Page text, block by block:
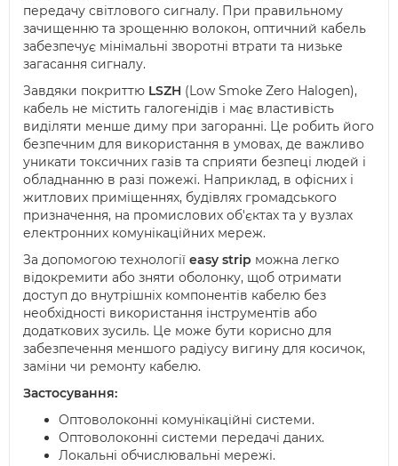
передачу світлового сигналу. При правильному
зачищенню та зрощенню волокон, оптичний кабель
забезпечує мінімальні зворотні втрати та низьке
загасання сигналу.
Завдяки покриттю LSZH (Low Smoke Zero Halogen),
кабель не містить галогенідів і має властивість
виділяти менше диму при загоранні. Це робить його
безпечним для використання в умовах, де важливо
уникати токсичних газів та сприяти безпеці людей і
обладнанню в разі пожежі. Наприклад, в офісних і
житлових приміщеннях, будівлях громадського
призначення, на промислових об'єктах та у вузлах
електронних комунікаційних мереж.
За допомогою технології easy strip можна легко
відокремити або зняти оболонку, щоб отримати
доступ до внутрішніх компонентів кабелю без
необхідності використання інструментів або
додаткових зусиль. Це може бути корисно для
забезпечення меншого радіусу вигину для косичок,
заміни чи ремонту кабелю.
Застосування:
Оптоволоконні комунікаційні системи.
Оптоволоконні системи передачі даних.
Локальні обчислювальні мережі.